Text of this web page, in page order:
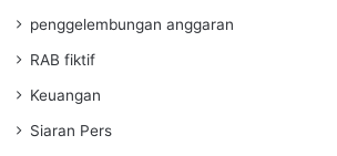
penggelembungan anggaran
RAB fiktif
Keuangan
Siaran Pers